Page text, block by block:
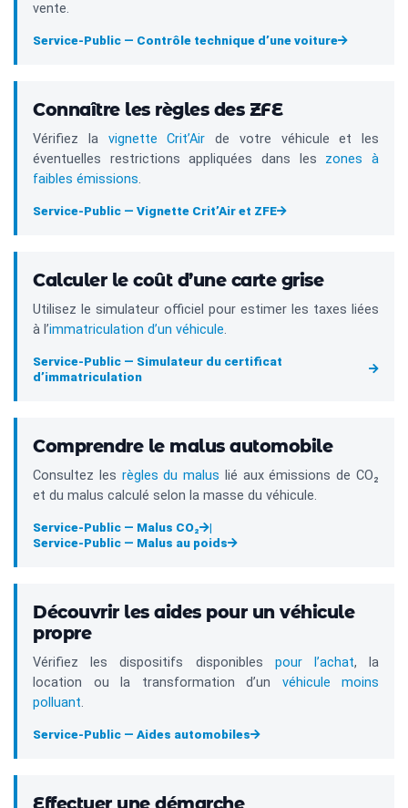
vente.
Service-Public — Contrôle technique d’une voiture
Connaître les règles des ZFE
Vérifiez la vignette Crit’Air de votre véhicule et les
éventuelles restrictions appliquées dans les zones à
faibles émissions.
Service-Public — Vignette Crit’Air et ZFE
Calculer le coût d’une carte grise
Utilisez le simulateur officiel pour estimer les taxes liées
à l’immatriculation d’un véhicule.
Service-Public — Simulateur du certificat
d’immatriculation
Comprendre le malus automobile
Consultez les règles du malus lié aux émissions de CO₂
et du malus calculé selon la masse du véhicule.
Service-Public — Malus CO₂
|
Service-Public — Malus au poids
Découvrir les aides pour un véhicule
propre
Vérifiez les dispositifs disponibles pour l’achat, la
location ou la transformation d’un véhicule moins
polluant.
Service-Public — Aides automobiles